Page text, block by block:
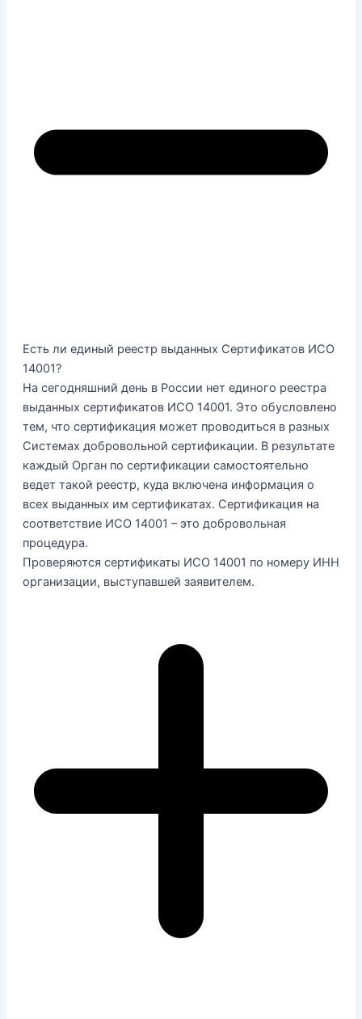
Есть ли единый реестр выданных Сертификатов ИСО
14001?
На сегодняшний день в России нет единого реестра
выданных сертификатов ИСО 14001. Это обусловлено
тем, что сертификация может проводиться в разных
Системах добровольной сертификации. В результате
каждый Орган по сертификации самостоятельно
ведет такой реестр, куда включена информация о
всех выданных им сертификатах. Сертификация на
соответствие ИСО 14001 – это добровольная
процедура.
Проверяются сертификаты ИСО 14001 по номеру ИНН
организации, выступавшей заявителем.